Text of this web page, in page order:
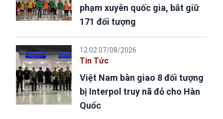
phạm xuyên quốc gia, bắt giữ
171 đối tượng
12:02 07/08/2026
Tin Tức
Việt Nam bàn giao 8 đối tượng
bị Interpol truy nã đỏ cho Hàn
Quốc